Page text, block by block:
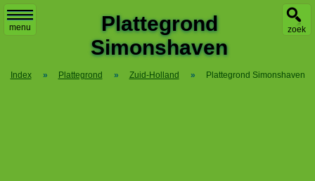
menu zoek
Plattegrond
Simonshaven
Index » Plattegrond » Zuid-Holland » Plattegrond Simonshaven